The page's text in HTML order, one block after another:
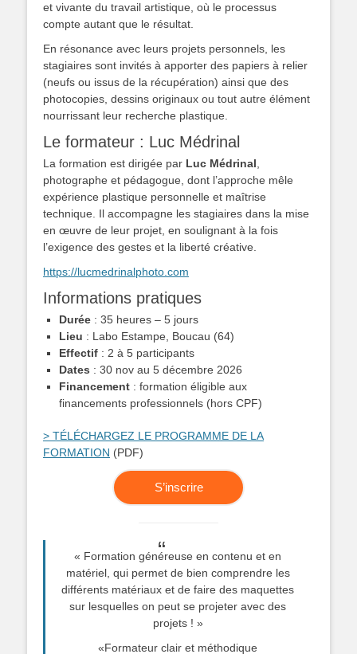
et vivante du travail artistique, où le processus
compte autant que le résultat.
En résonance avec leurs projets personnels, les
stagiaires sont invités à apporter des papiers à relier
(neufs ou issus de la récupération) ainsi que des
photocopies, dessins originaux ou tout autre élément
nourrissant leur recherche plastique.
Le formateur : Luc Médrinal
La formation est dirigée par Luc Médrinal
photographe et pédagogue, dont l’approche mêle
expérience plastique personnelle et maîtrise
technique. Il accompagne les stagiaires dans la mise
en œuvre de leur projet, en soulignant à la fois
l’exigence des gestes et la liberté créative.
https://lucmedrinalphoto.com
Informations pratiques
Durée : 35 heures – 5 jours
Lieu : Labo Estampe, Boucau (64)
Effectif : 2 à 5 participants
Dates : 30 nov au 5 décembre 2026
Financement : formation éligible aux
financements professionnels (hors CPF)
> TÉLÉCHARGEZ LE PROGRAMME DE LA
FORMATION (PDF)
S’inscrire
« Formation généreuse en contenu et en
matériel, qui permet de bien comprendre les
différents matériaux et de faire des maquettes
sur lesquelles on peut se projeter avec des
projets ! »
«Formateur clair et méthodique